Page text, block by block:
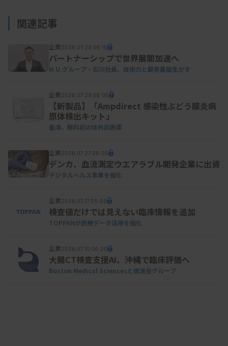
関連記事
企業2026.07.29 06:15
パートナーシップで世界展開加速へ
H.U.グループ・石川社長、技術力と顧客基盤生かす
企業2026.07.29 06:05
【新製品】「Ampdirect 感染性ぶどう膜炎病
原体検出キット」
島津、眼科初の体外診断薬
企業2026.07.27 06:05
デンカ、血流測定ウエアラブル開発企業に出資
デジタルヘルス事業を強化
企業2026.07.17 05:55
検査値だけでは見えない臨床情報を追加
TOPPANが医療データ活用を強化
企業2026.07.10 06:20
大腸CT検査支援AI、沖縄で臨床評価へ
Boston Medical Sciencesと徳洲会グループ